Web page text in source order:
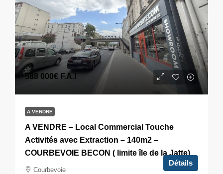
588 000€ F.A.I
A VENDRE
A VENDRE – Local Commercial Touche
Activités avec Extraction – 140m2 –
COURBEVOIE BECON ( limite île de la Jatte)
Courbevoie
Détails